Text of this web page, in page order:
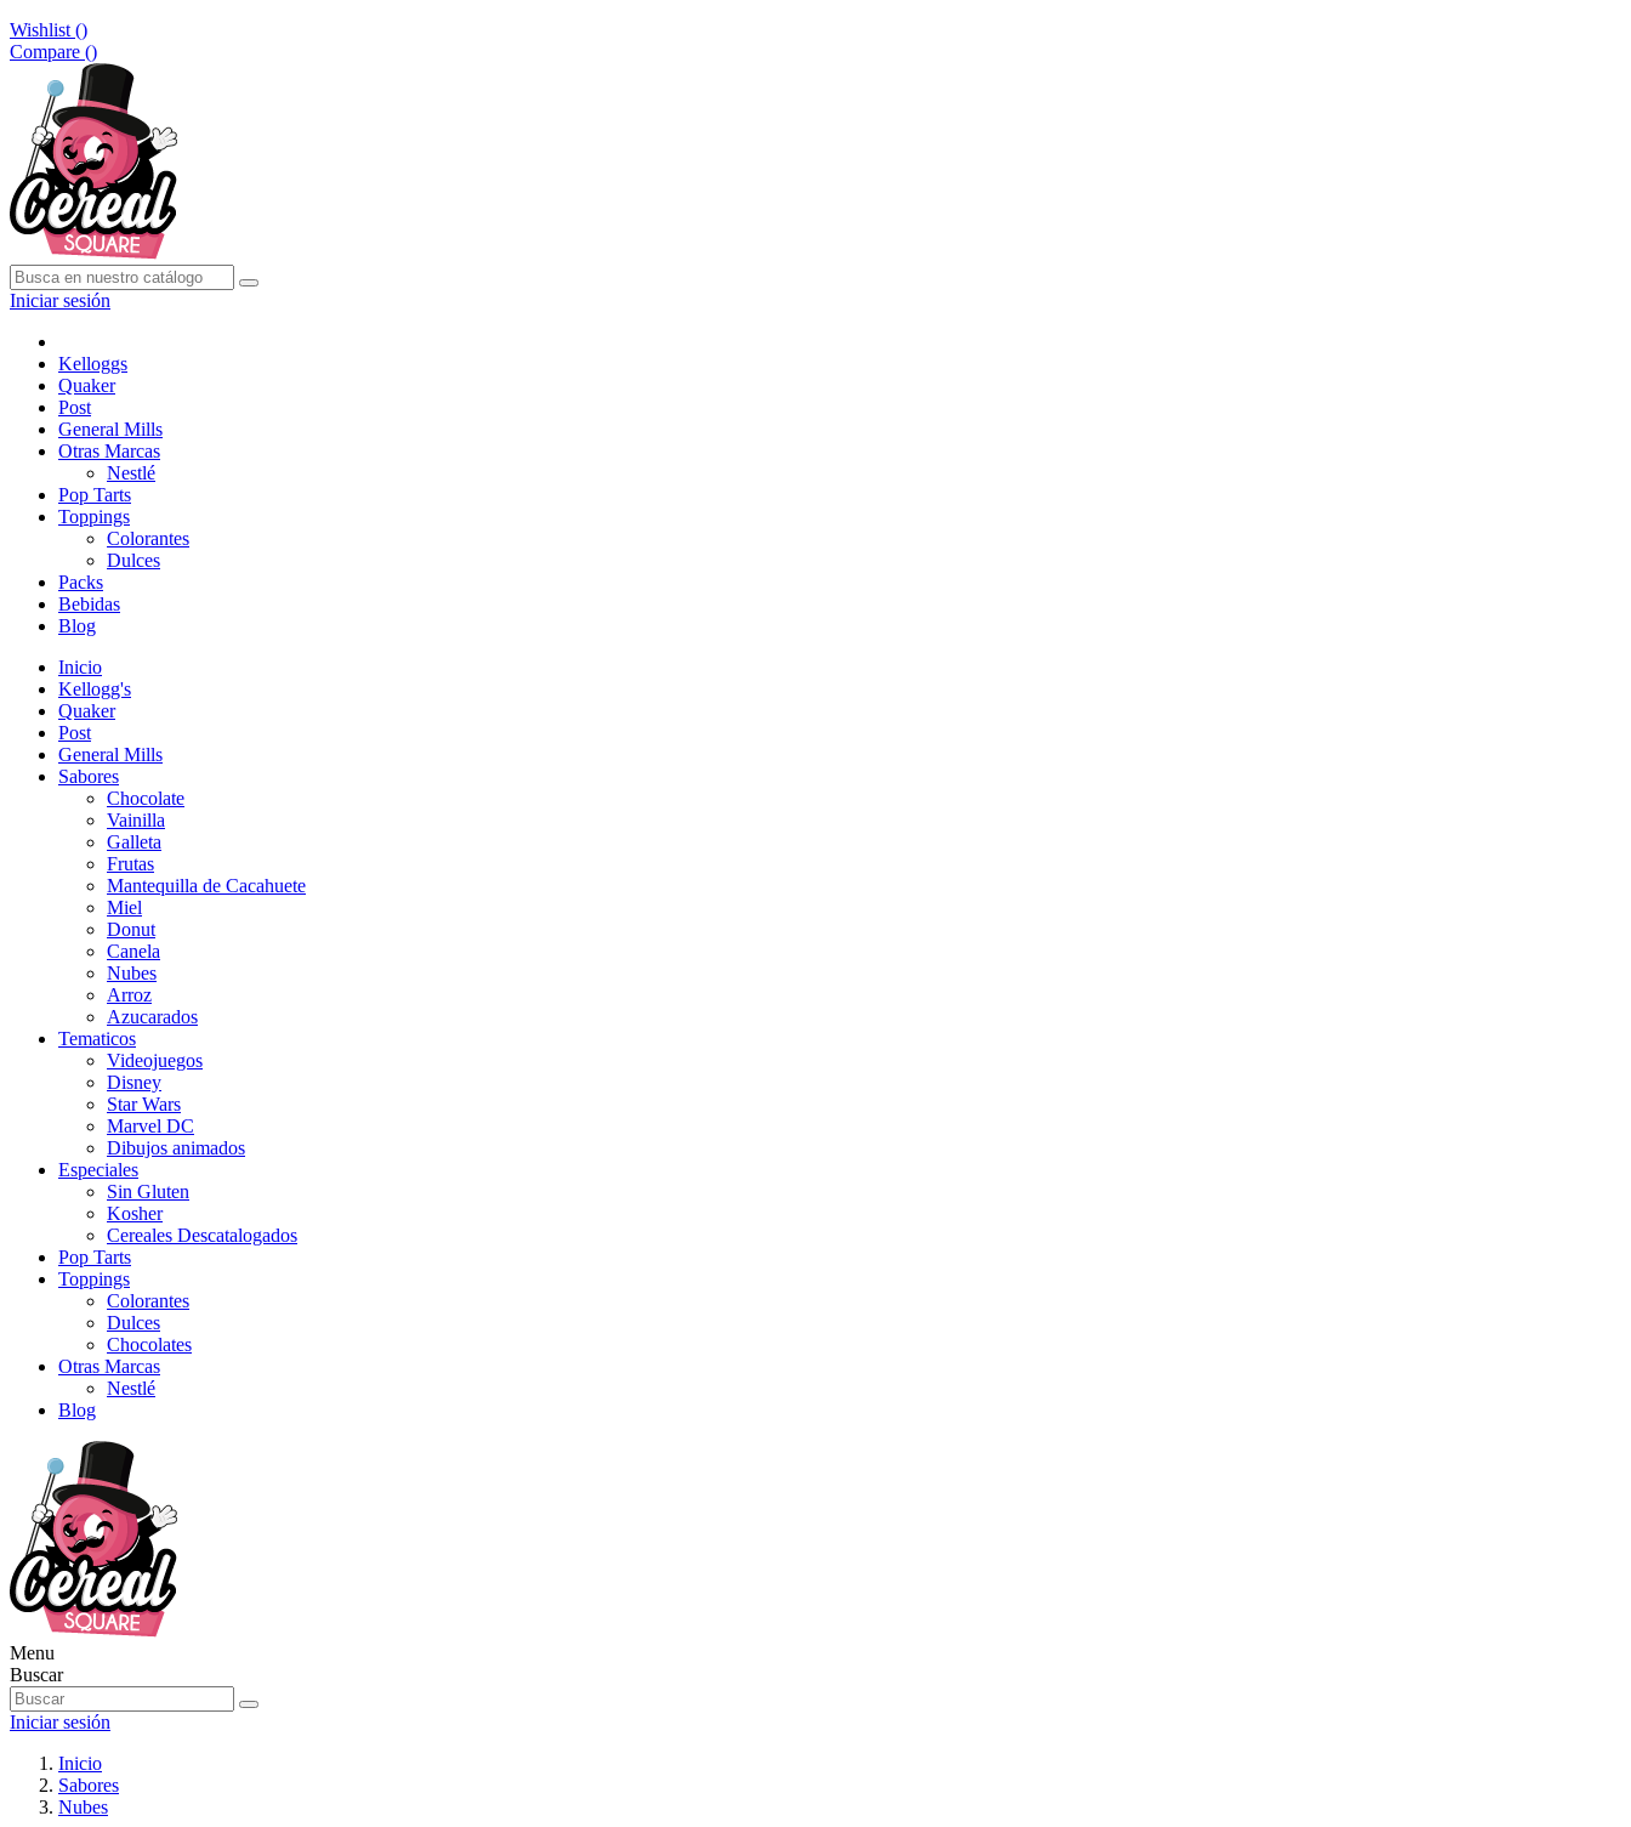
Wishlist ()
Compare ()
Iniciar sesión
Kelloggs
Quaker
Post
General Mills
Otras Marcas
Nestlé
Pop Tarts
Toppings
Colorantes
Dulces
Packs
Bebidas
Blog
Inicio
Kellogg's
Quaker
Post
General Mills
Sabores
Chocolate
Vainilla
Galleta
Frutas
Mantequilla de Cacahuete
Miel
Donut
Canela
Nubes
Arroz
Azucarados
Tematicos
Videojuegos
Disney
Star Wars
Marvel DC
Dibujos animados
Especiales
Sin Gluten
Kosher
Cereales Descatalogados
Pop Tarts
Toppings
Colorantes
Dulces
Chocolates
Otras Marcas
Nestlé
Blog
Menu
Buscar
Iniciar sesión
Inicio
Sabores
Nubes